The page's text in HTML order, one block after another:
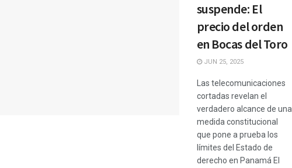
suspende: El
precio del orden
en Bocas del Toro
JUN 25, 2025
Las telecomunicaciones
cortadas revelan el
verdadero alcance de una
medida constitucional
que pone a prueba los
límites del Estado de
derecho en Panamá El